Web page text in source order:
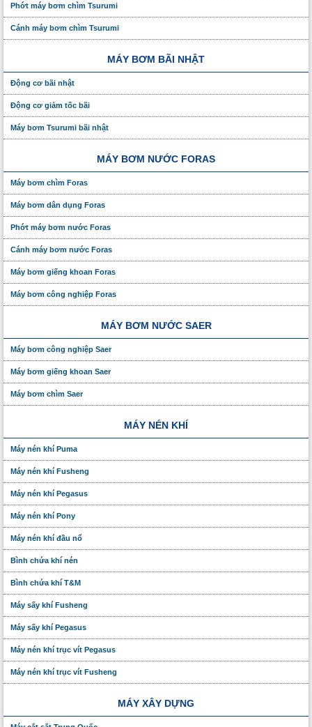
Phớt máy bơm chìm Tsurumi
Cánh máy bơm chìm Tsurumi
MÁY BƠM BÃI NHẬT
Động cơ bãi nhật
Động cơ giảm tốc bãi
Máy bơm Tsurumi bãi nhật
MÁY BƠM NƯỚC FORAS
Máy bơm chìm Foras
Máy bơm dân dụng Foras
Phớt máy bơm nước Foras
Cánh máy bơm nước Foras
Máy bơm giếng khoan Foras
Máy bơm công nghiệp Foras
MÁY BƠM NƯỚC SAER
Máy bơm công nghiệp Saer
Máy bơm giếng khoan Saer
Máy bơm chìm Saer
MÁY NÉN KHÍ
Máy nén khí Puma
Máy nén khí Fusheng
Máy nén khí Pegasus
Máy nén khí Pony
Máy nén khí đầu nổ
Bình chứa khí nén
Bình chứa khí T&M
Máy sấy khí Fusheng
Máy sấy khí Pegasus
Máy nén khí trục vít Pegasus
Máy nén khí trục vít Fusheng
MÁY XÂY DỰNG